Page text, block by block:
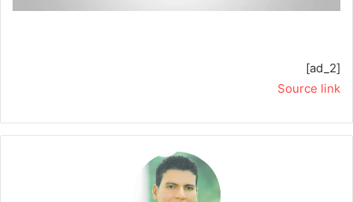
[ad_2]
Source link